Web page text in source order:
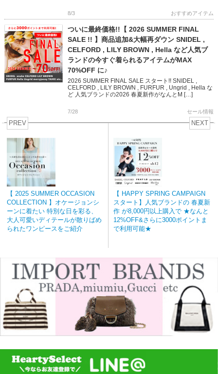
フェミニン […]
8/3 おすすめアイテム
ついに最終価格!!【 2026 SUMMER FINAL
SALE !! 】商品追加&大幅再ダウン SNIDEL ,
CELFORD , LILY BROWN , Hella など人気ブ
ランドの今すぐ着られるアイテムがMAX
70%OFF に♪
2026 SUMMER FINAL SALE スタート!! SNIDEL ,
CELFORD , LILY BROWN , FURFUR , Ungrid , Hella な
ど 人気ブランドの2026 春夏新作がなんとM […]
7/28 セール情報
PREV
【 2025 SUMMER OCCASION
COLLECTION 】オケージョンシ
ーンに着たい 特別な日を彩る、
大人可愛いディテールが散りばめ
られたワンピースをご紹介
NEXT
【 HAPPY SPRING CAMPAIGN
スタート】人気ブランドの 春夏新
作 が8,000円以上購入で ★なんと
12%OFF&さらに3000ポイントま
で利用可能★